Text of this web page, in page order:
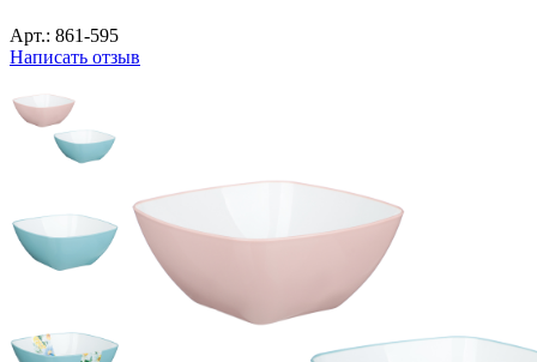
Арт.: 861-595
Написать отзыв